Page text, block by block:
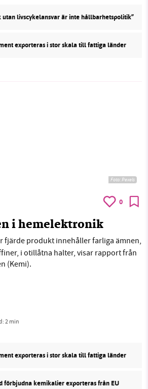
utan livscykelansvar är inte hållbarhetspolitik”
exporteras i stor skala till fattiga länder
Foto:Pexels
0
i hemelektronik
fjärde produkt innehåller farliga ämnen,
i otillåtna halter, visar rapport från
(Kemi).
2 min
exporteras i stor skala till fattiga länder
förbjudna kemikalier exporteras från EU